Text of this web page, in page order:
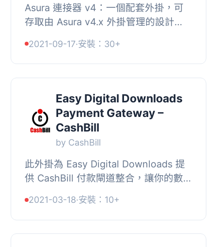
Asura 連接器 v4：一個配套外掛，可
存取由 Asura v4.x 外掛管理的設計
上安裝 Asura 連接器外掛，以從賣家處
存取設計集。...
2021-09-17·安裝：30+
Easy Digital Downloads
Payment Gateway –
CashBill
by CashBill
此外掛為 Easy Digital Downloads 提
供 CashBill 付款閘道整合，讓你的數位
務，支援市場上各種電子付款方式，確
保每位...
2021-03-18·安裝：10+